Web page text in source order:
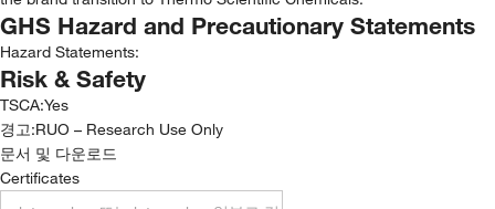
GHS Hazard and Precautionary Statements
Hazard Statements:
Risk & Safety
TSCA:Yes
경고:RUO – Research Use Only
문서 및 다운로드
Certificates